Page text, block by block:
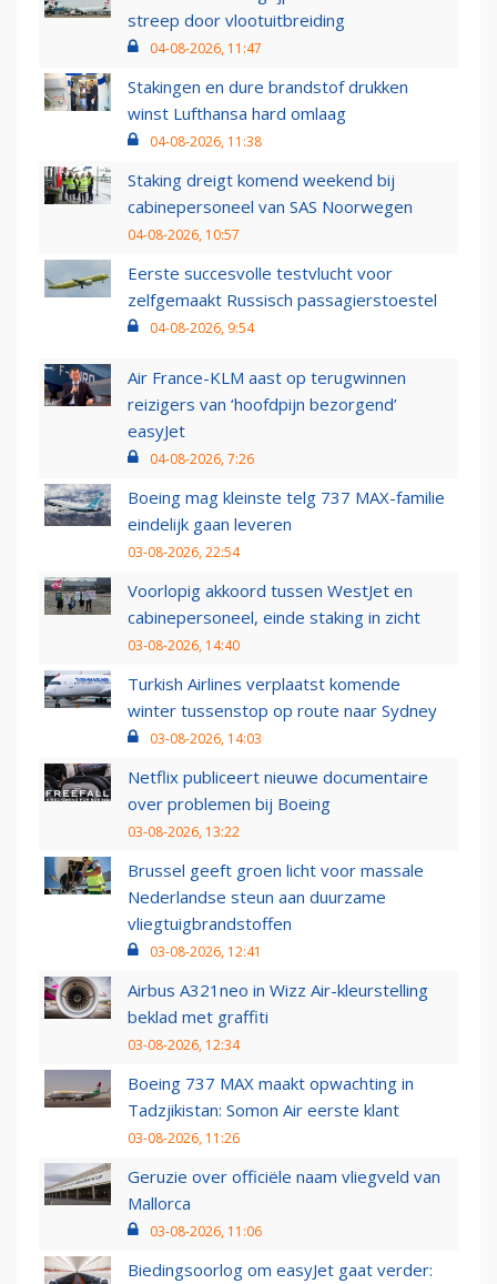
streep door vlootuitbreiding
04-08-2026, 11:47
Stakingen en dure brandstof drukken
winst Lufthansa hard omlaag
04-08-2026, 11:38
Staking dreigt komend weekend bij
cabinepersoneel van SAS Noorwegen
04-08-2026, 10:57
Eerste succesvolle testvlucht voor
zelfgemaakt Russisch passagierstoestel
04-08-2026, 9:54
Air France-KLM aast op terugwinnen
reizigers van ‘hoofdpijn bezorgend’
easyJet
04-08-2026, 7:26
Boeing mag kleinste telg 737 MAX-familie
eindelijk gaan leveren
03-08-2026, 22:54
Voorlopig akkoord tussen WestJet en
cabinepersoneel, einde staking in zicht
03-08-2026, 14:40
Turkish Airlines verplaatst komende
winter tussenstop op route naar Sydney
03-08-2026, 14:03
Netflix publiceert nieuwe documentaire
over problemen bij Boeing
03-08-2026, 13:22
Brussel geeft groen licht voor massale
Nederlandse steun aan duurzame
vliegtuigbrandstoffen
03-08-2026, 12:41
Airbus A321neo in Wizz Air-kleurstelling
beklad met graffiti
03-08-2026, 12:34
Boeing 737 MAX maakt opwachting in
Tadzjikistan: Somon Air eerste klant
03-08-2026, 11:26
Geruzie over officiële naam vliegveld van
Mallorca
03-08-2026, 11:06
Biedingsoorlog om easyJet gaat verder: